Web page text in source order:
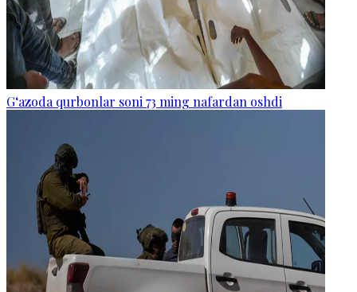
G‘azoda qurbonlar soni 73 ming nafardan oshdi